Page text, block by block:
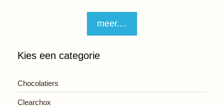
meer....
Kies een categorie
Chocolatiers
Clearchox